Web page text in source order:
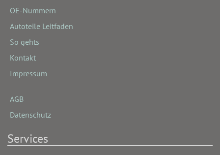
OE-Nummern
Autoteile Leitfaden
So gehts
Kontakt
Impressum
AGB
Datenschutz
Services